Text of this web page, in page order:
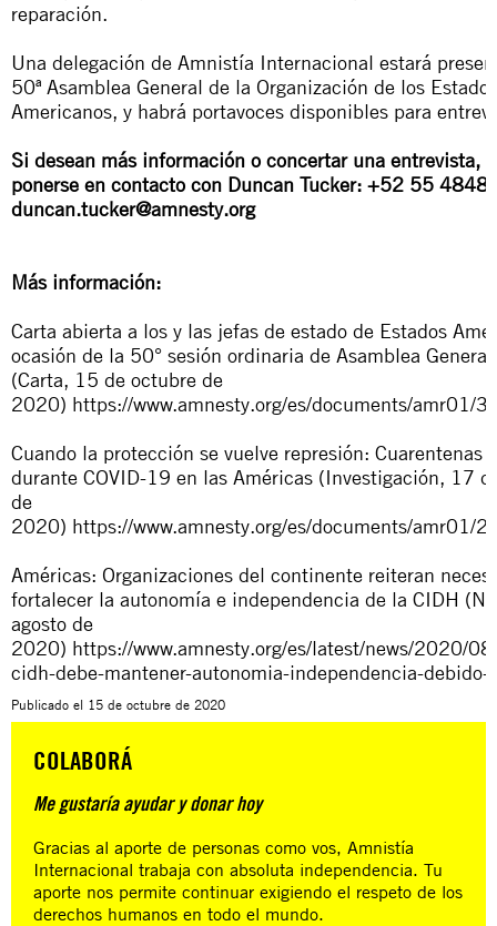
reparación.
Una delegación de Amnistía Internacional estará
50ª Asamblea General de la Organización de los Estados
Americanos, y habrá portavoces disponibles para
Si desean más información o concertar una entrevista,
ponerse en contacto con Duncan Tucker: +52 55
duncan.tucker@amnesty.org
Más información:
Carta abierta a los y las jefas de estado de Estados
ocasión de la 50° sesión ordinaria de Asamblea
(Carta, 15 de octubre de
2020) https://www.amnesty.org/es/documents/amr01/
Cuando la protección se vuelve represión: Cuarentenas
durante COVID-19 en las Américas (Investigación, 17
de
2020) https://www.amnesty.org/es/documents/amr01/
Américas: Organizaciones del continente reiteran
fortalecer la autonomía e independencia de la CIDH
agosto de
2020) https://www.amnesty.org/es/latest/news/2020/
cidh-debe-mantener-autonomia-independencia-debido-
Publicado el 15 de octubre de 2020
COLABORÁ
Me gustaría ayudar y donar hoy
Gracias al aporte de personas como vos, Amnistía
Internacional trabaja con absoluta independencia. Tu
aporte nos permite continuar exigiendo el respeto de los
derechos humanos en todo el mundo.